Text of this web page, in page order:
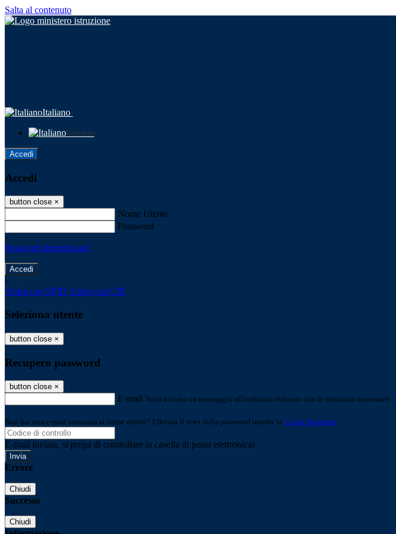
Salta al contenuto
Italiano
Italiano
Accedi
Accedi
button close ×
Nome Utente
Password
Password dimenticata?
-
Entra con SPID Entra con CIE
Seleziona utente
button close ×
Recupero password
button close ×
E-mail Verrà inviato un messaggio all'indirizzo indicato con le istruzioni necessarie.
Non hai una e-mail associata al nome utente? Effettua il reset della password tramite la Login Spaggiari
E-mail inviata, si prega di controllare la casella di posta elettronica!
Errore
Chiudi
Successo
Chiudi